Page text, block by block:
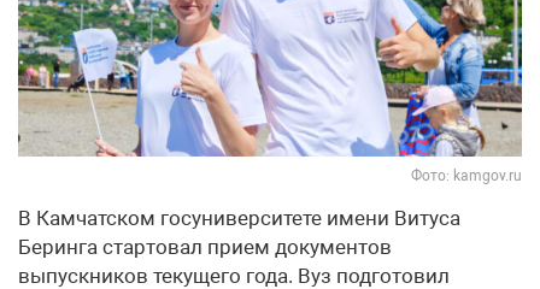
Фото: kamgov.ru
В Камчатском госуниверситете имени Витуса
Беринга стартовал прием документов
выпускников текущего года. Вуз подготовил